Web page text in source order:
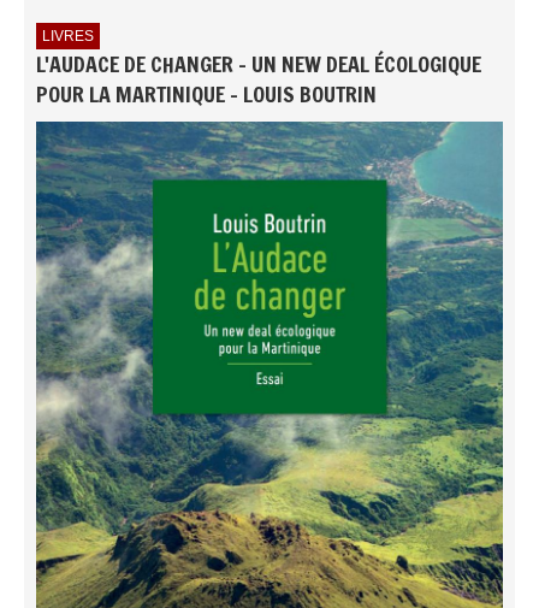
LIVRES
L'AUDACE DE CHANGER - UN NEW DEAL ÉCOLOGIQUE
POUR LA MARTINIQUE - LOUIS BOUTRIN